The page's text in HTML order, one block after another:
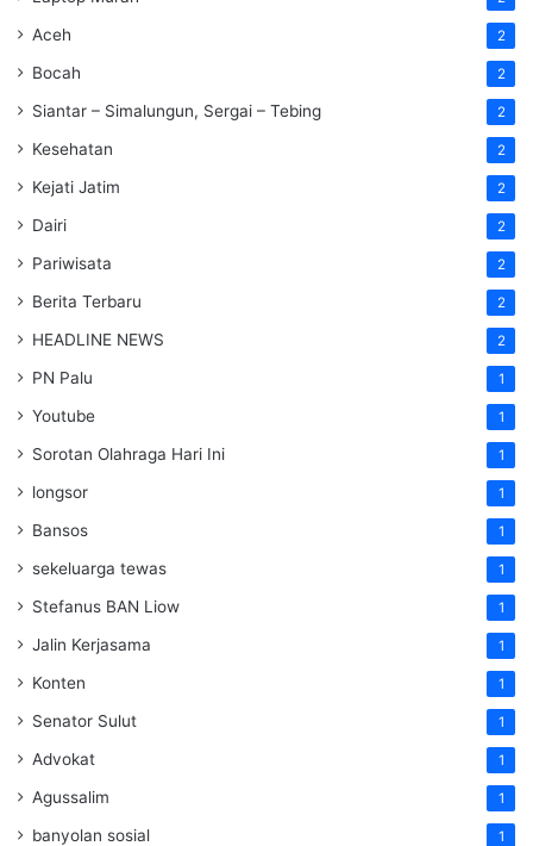
Aceh 2
Bocah 2
Siantar – Simalungun, Sergai – Tebing 2
Kesehatan 2
Kejati Jatim 2
Dairi 2
Pariwisata 2
Berita Terbaru 2
HEADLINE NEWS 2
PN Palu 1
Youtube 1
Sorotan Olahraga Hari Ini 1
longsor 1
Bansos 1
sekeluarga tewas 1
Stefanus BAN Liow 1
Jalin Kerjasama 1
Konten 1
Senator Sulut 1
Advokat 1
Agussalim 1
banyolan sosial 1